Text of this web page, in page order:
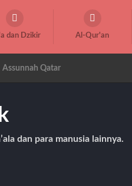
dan Dzikir Al-Qur'an
Assunnah Qatar
dan para manusia lainnya.